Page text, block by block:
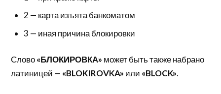
2 — карта изъята банкоматом
3 — иная причина блокировки
Слово«БЛОКИРОВКА» может быть также набрано
латиницей — «BLOKIROVKA» или «BLOCK».